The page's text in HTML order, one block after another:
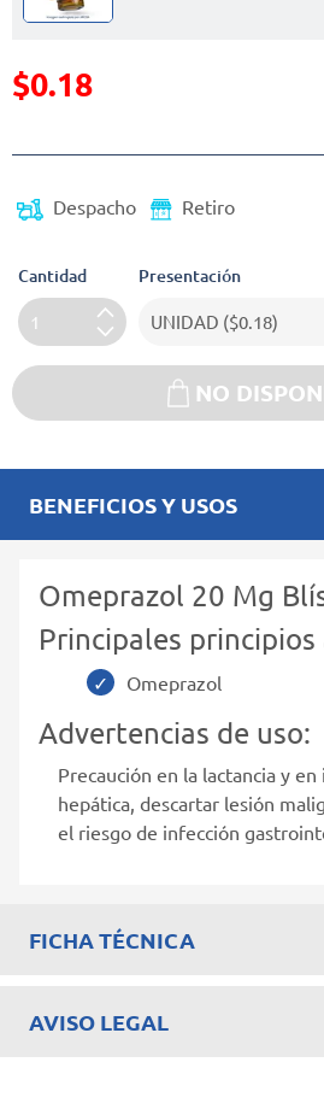
Precio reducido de
$0.18
Despacho Retiro
Cantidad Presentación
NO
BENEFICIOS Y USOS
Omeprazol 20 Mg
Principales principios
Omeprazol
Advertencias de uso:
Precaución en la lactancia y
hepática, descartar lesión
el riesgo de infección
FICHA TÉCNICA
AVISO LEGAL